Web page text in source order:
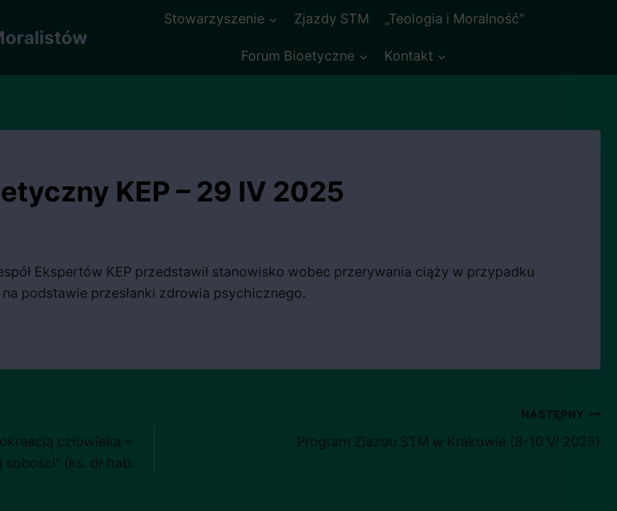
Stowarzyszenie Zjazdy STM „Teologia i Moralność”
Forum Bioetyczne Kontakt
KEP – 29 IV 2025
Ekspertów KEP przedstawił stanowisko wobec przerywania ciąży w przypadku
podstawie przesłanki zdrowia psychicznego.
człowieka –
(ks. dr hab.
NASTĘPNY
Program Zjazdu STM w Krakowie (8-10 VI 2025)